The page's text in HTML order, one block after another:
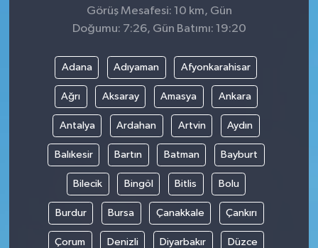
Görüş Mesafesi: 10 km, Gün
Doğumu: 7:26, Gün Batımı: 19:20
Adana Adıyaman Afyonkarahisar
Ağrı Aksaray Amasya Ankara
Antalya Ardahan Artvin Aydın
Balıkesir Bartın Batman Bayburt
Bilecik Bingöl Bitlis Bolu
Burdur Bursa Çanakkale Çankırı
Çorum Denizli Diyarbakır Düzce